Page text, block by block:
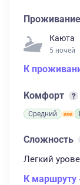
Каюта
5 ночей
К
Комфорт
Средний
Сложность
Легкий
К маршруту